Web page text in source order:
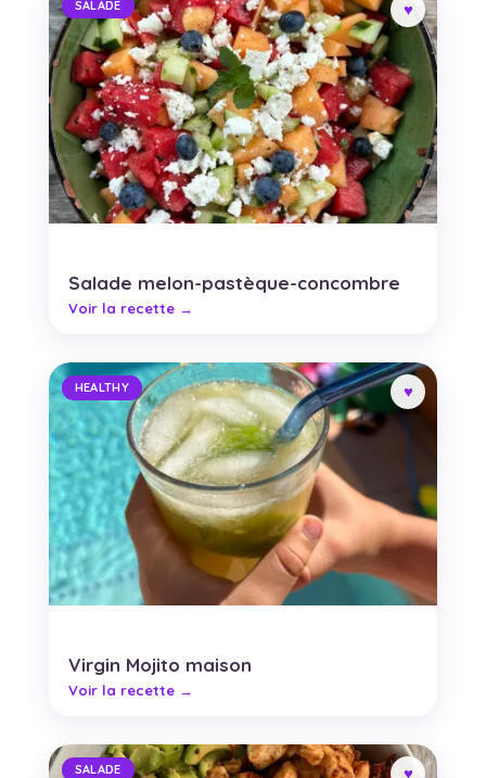
Salade melon-pastèque-concombre
SALADE
Virgin Mojito maison
HEALTHY
SALADE